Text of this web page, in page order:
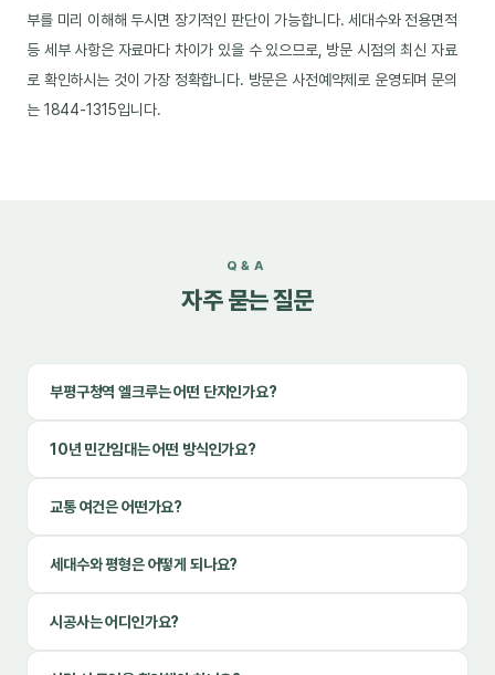
부를 미리 이해해 두시면 장기적인 판단이 가능합니다. 세대수와 전용면적
등 세부 사항은 자료마다 차이가 있을 수 있으므로, 방문 시점의 최신 자료
로 확인하시는 것이 가장 정확합니다. 방문은 사전예약제로 운영되며 문의
는 1844-1315입니다.
Q&A
자주 묻는 질문
부평구청역 엘크루는 어떤 단지인가요?
10년 민간임대는 어떤 방식인가요?
교통 여건은 어떤가요?
세대수와 평형은 어떻게 되나요?
시공사는 어디인가요?